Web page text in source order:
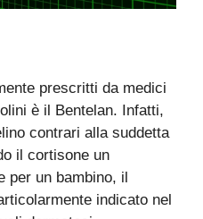
prescritti da medici
è il Bentelan. Infatti,
contrari alla suddetta
il cortisone un
per un bambino, il
indicato nel